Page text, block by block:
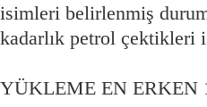
isimleri belirlenmiş
kadarlık petrol çektikleri
YÜKLEME EN